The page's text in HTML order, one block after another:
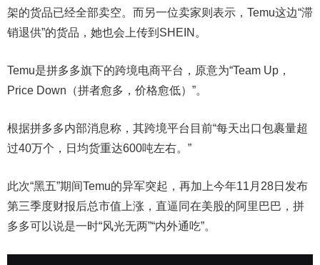
架的货品已经全部卖空。而另一位卖家则表示，Temu这边“滞
销退供”的货品，她也会上传到SHEIN。
Temu是拼多多旗下的跨境电商平台，原意为“Team Up，
Price Down（拼者愈多，价格愈低）”。
根据拼多多内部消息称，其跨境平台目前“每天出口包裹量超
过40万个，日均货重达600吨左右。”
此次“黑五”期间Temu的异军突起，再加上今年11月28日发布
第三季度财报后总市值上涨，直逼同在美股的阿里巴巴，拼
多多可以说是一时“风光无两”“内外通吃”。